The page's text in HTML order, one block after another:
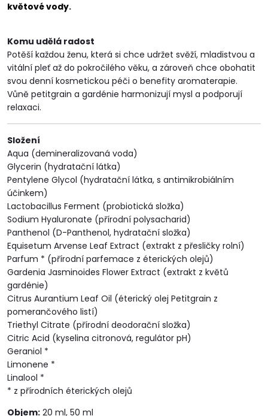
květové vody.
Komu udělá radost
Potěší každou ženu, která si chce udržet svěží, mladistvou a
vitální pleť až do pokročilého věku, a zároveň chce obohatit
svou denní kosmetickou péči o benefity aromaterapie.
Vůně petitgrain a gardénie harmonizují mysl a podporují
relaxaci.
Složení
Aqua (demineralizovaná voda)
Glycerin (hydratační látka)
Pentylene Glycol (hydratační látka, s antimikrobiálním
účinkem)
Lactobacillus Ferment (probiotická složka)
Sodium Hyaluronate (přírodní polysacharid)
Panthenol (D-Panthenol, hydratační složka)
Equisetum Arvense Leaf Extract (extrakt z přesličky rolní)
Parfum * (přírodní parfemace z éterických olejů)
Gardenia Jasminoides Flower Extract (extrakt z květů
gardénie)
Citrus Aurantium Leaf Oil (éterický olej Petitgrain z
pomerančového listí)
Triethyl Citrate (přírodní deodorační složka)
Citric Acid (kyselina citronová, regulátor pH)
Geraniol *
Limonene *
Linalool *
* z přírodních éterických olejů
Objem: 20 ml, 50 ml